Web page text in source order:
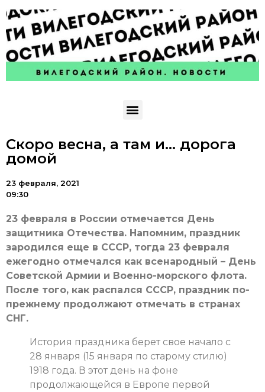
Скоро весна, а там и… дорога
домой
23 февраля, 2021
09:30
23 февраля в России отмечается День
защитника Отечества. Напомним, праздник
зародился еще в СССР, тогда 23 февраля
ежегодно отмечался как всенародный – День
Советской Армии и Военно-морского флота.
После того, как распался СССР, праздник по-
прежнему продолжают отмечать в странах
СНГ.
История праздника берет свое начало с
28 января (15 января по старому стилю)
1918 года. В этот день на фоне
продолжающейся в Европе первой